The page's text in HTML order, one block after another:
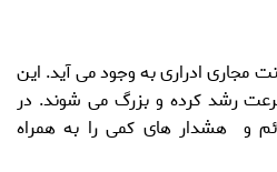
مجاری ادراری به وجود می آید. این
رشد کرده و بزرگ می شوند. در
و هشدار های کمی را به همراه